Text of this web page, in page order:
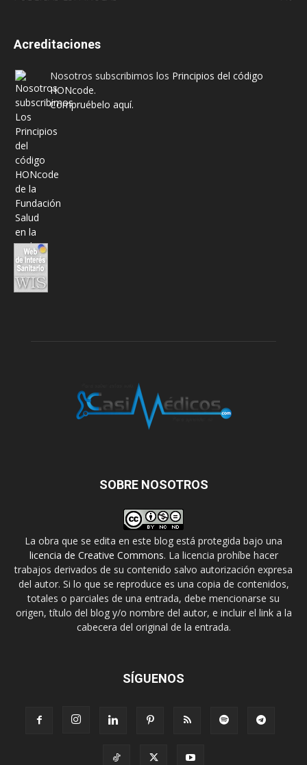
Acreditaciones
Nosotros subscribimos los Principios del código
HONcode.
Compruébelo aquí.
SOBRE NOSOTROS
La obra que se edita en este blog está protegida bajo una
licencia de Creative Commons. La licencia prohíbe hacer
trabajos derivados de su contenido salvo autorización expresa
del autor. Si lo que se reproduce es una copia de contenidos,
totales o parciales de una entrada, debe mencionarse su
origen, título del blog y/o nombre del autor, e incluir el link a la
cabecera del original de la entrada.
SÍGUENOS